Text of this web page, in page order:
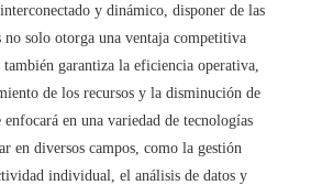
y dinámico, disponer de las
no solo otorga una ventaja competitiva
garantiza la eficiencia operativa,
de los recursos y la disminución de
enfocará en una variedad de tecnologías
en diversos campos, como la gestión
individual, el análisis de datos y